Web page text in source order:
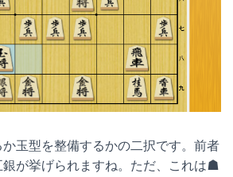
玉型を整備するかの二択です。前者
が挙げられますね。ただ、これは☗